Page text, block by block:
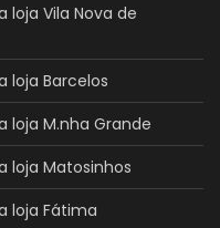
Vila Nova de
loja Barcelos
M.nha Grande
loja Matosinhos
loja Fátima